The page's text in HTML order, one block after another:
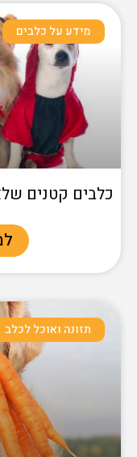
מידע על כלבים
כלבים קטנים
תזונה ואוכל לכלב